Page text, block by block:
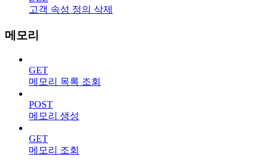
고객 속성 정의 삭제
메모리
GET
메모리 목록 조회
POST
메모리 생성
GET
메모리 조회